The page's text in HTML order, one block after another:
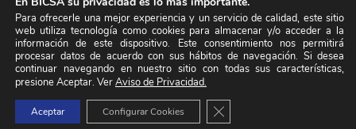
BICSA Capital © 2026. Todos los Derechos Reservados.
bicsacapital@bicsa.com
Entidad Regulada y Supervisada por la Superintendencia del Mercado de
Valores de Panamá para operar como Casa de Valores Resolución N°
SMV 363-2012 de 29 de octubre de 2012.
Para ofrecerle una mejor experiencia y un servicio de calidad, este sitio
web utiliza tecnología como cookies para almacenar y/o acceder a la
información de este dispositivo. Este consentimiento nos permitirá
procesar datos de acuerdo con sus hábitos de navegación. Si desea
continuar navegando en nuestro sitio con todas sus características,
presione Aceptar. VerAviso de Privacidad.
Aceptar Configurar Cookies Cerrar el banner de cookies